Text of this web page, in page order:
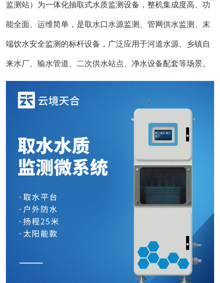
监测站）为一体化抽取式水质监测设备，整机集成度高、功
能全面、运维简单，是取水口水源监测、管网供水监测、末
端饮水安全监测的标杆设备，广泛应用于河道水源、乡镇自
来水厂、输水管道、二次供水站点、净水设备配套等场景。